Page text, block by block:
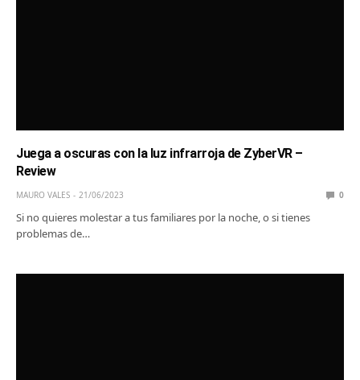
Juega a oscuras con la luz infrarroja de ZyberVR –
Review
MAURO VALES 21/06/2023 0
Si no quieres molestar a tus familiares por la noche, o si tienes
problemas de…